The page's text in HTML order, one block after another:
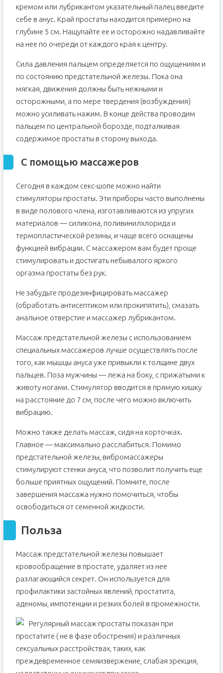
кремом или лубрикантом указательный палец введите
себе в анус. Край простаты находится примерно на
глубине 5 см. Нащупайте ее и осторожно надавливайте
на нее по очереди от каждого края к центру.
Сила давления пальцем определяется по ощущениям и
по состоянию предстательной железы. Пока она
мягкая, движения должны быть нежными и
осторожными, а по мере твердения (возбуждения)
можно усиливать нажим. В конце действа проводим
пальцем по центральной борозде, подталкивая
содержимое простаты в сторону выхода.
С помощью массажеров
Сегодня в каждом секс-шопе можно найти
стимуляторы простаты. Эти приборы часто выполнены
в виде полового члена, изготавливаются из упругих
материалов — силикона, поливинилхлорида и
термопластической резины, и чаще всего оснащены
функцией вибрации. С массажером вам будет проще
стимулировать и достигать небывалого яркого
оргазма простаты без рук.
Не забудьте продезинфицировать массажер
(обработать антисептиком или прокипятить), смазать
анальное отверстие и массажер лубрикантом.
Массаж предстательной железы с использованием
специальных массажеров лучше осуществлять после
того, как мышцы ануса уже привыкли к толщине двух
пальцев. Поза мужчины — лежа на боку, с прижатыми к
животу ногами. Стимулятор вводится в прямую кишку
на расстояние до 7 см, после чего можно включить
вибрацию.
Можно также делать массаж, сидя на корточках.
Главное — максимально расслабиться. Помимо
предстательной железы, вибромассажеры
стимулируют стенки ануса, что позволит получить еще
больше приятных ощущений. Помните, после
завершения массажа нужно помочиться, чтобы
освободиться от семенной жидкости.
Польза
Массаж предстательной железы повышает
кровообращение в простате, удаляет из нее
разлагающийся секрет. Он используется для
профилактики застойных явлений, простатита,
аденомы, импотенции и резких болей в промежности.
Регулярный массаж простаты показан при
простатите ( не в фазе обострения) и различных
сексуальных расстройствах, таких, как
преждевременное семяизвержение, слабая эрекция,